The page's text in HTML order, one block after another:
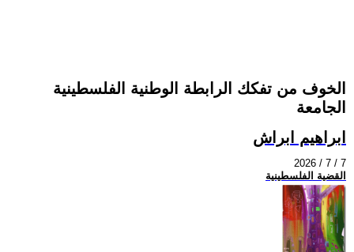
الخوف من تفكك الرابطة الوطنية الفلسطينية
الجامعة
ابراهيم ابراش
2026 / 7 / 7
القضية الفلسطينية